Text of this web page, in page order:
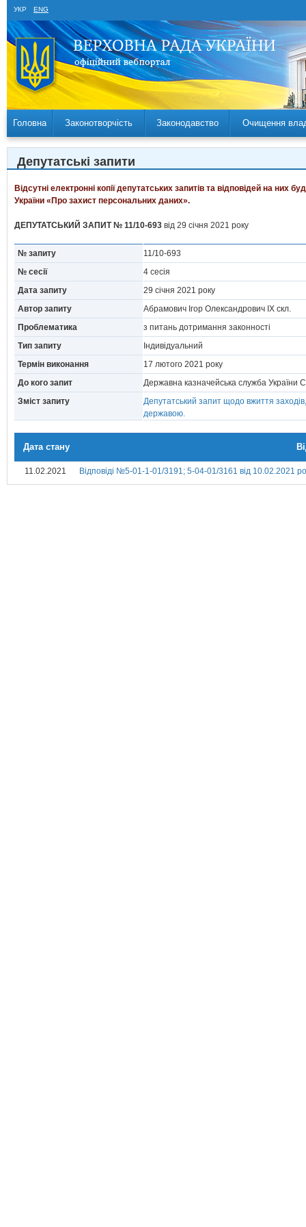
УКР ENG
Головна Законотворчість Законодавство Очищення
Депутатські запити
Відсутні електронні копії депутатських запитів та відповідей на
України «Про захист персональних даних».
ДЕПУТАТСЬКИЙ ЗАПИТ № 11/10-693 від 29 сiчня 2021 року
№ запиту
11/10-693
№ сесії
4 сесія
Дата запиту
29 сiчня 2021 року
Автор запиту
Абрамович Ігор Олександрович IX скл.
Проблематика
з питань дотримання законності
Тип запиту
Індивідуальний
Термін виконання
17 лютого 2021 року
До кого запит
Державна казначейська служба України
Зміст запиту
Депутатський запит щодо вжиття
державою.
Дата стану
11.02.2021 Відповіді №5-01-1-01/3191; 5-04-01/3161 від 10.02.2021